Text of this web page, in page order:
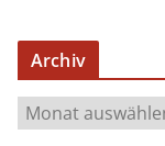
Archiv